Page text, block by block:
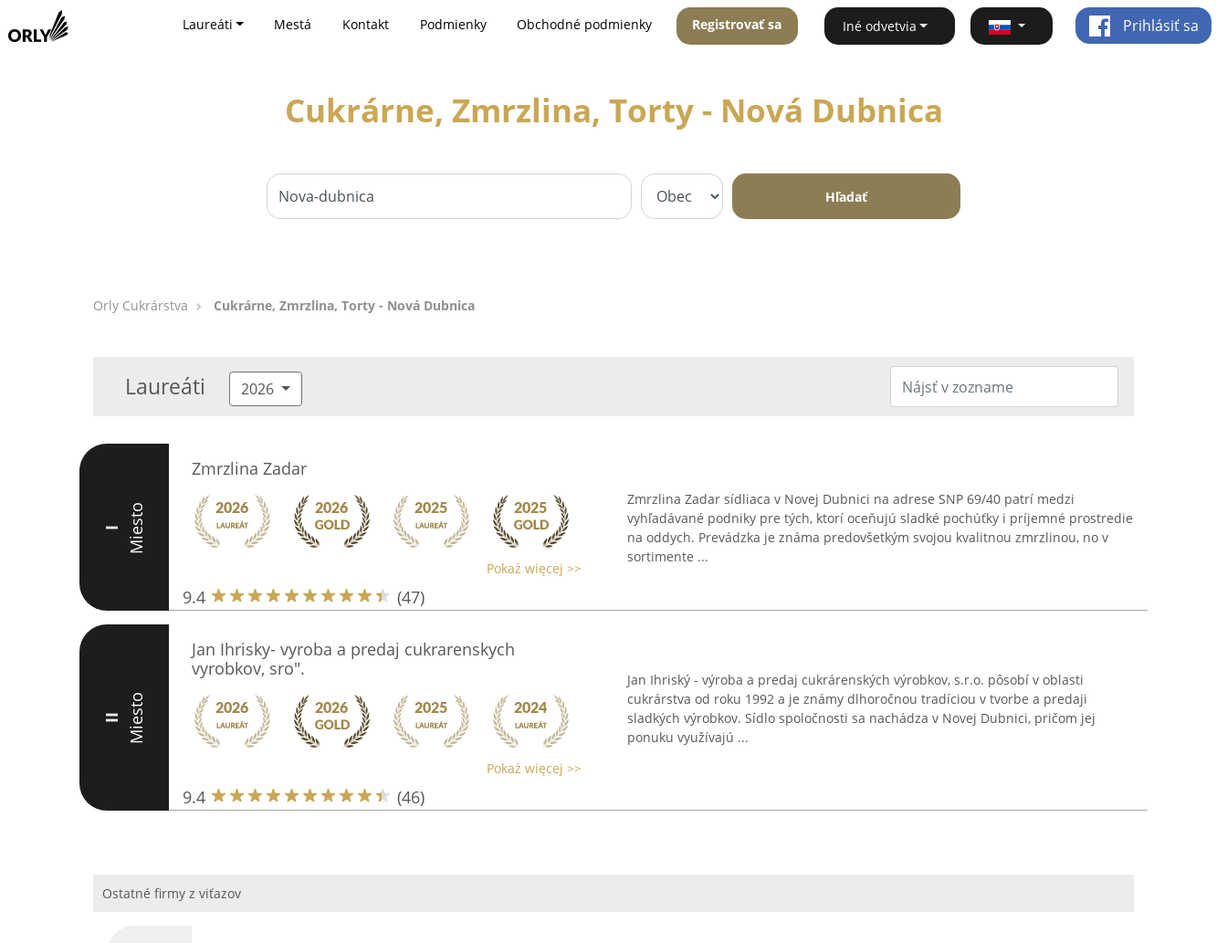
Laureáti Mestá Kontakt Podmienky Obchodné podmienky Registrovať sa Iné odvetvia Prihlásiť sa
Cukrárne, Zmrzlina, Torty - Nová Dubnica
Hľadať
Orly Cukrárstva Cukrárne, Zmrzlina, Torty - Nová Dubnica
Laureáti 2026
I Miesto
Zmrzlina Zadar
Pokaż więcej >>
9.4 (47)
Zmrzlina Zadar sídliaca v Novej Dubnici na adrese SNP 69/40 patrí medzi
vyhľadávané podniky pre tých, ktorí oceňujú sladké pochúťky i príjemné prostredie
na oddych. Prevádzka je známa predovšetkým svojou kvalitnou zmrzlinou, no v
sortimente ...
II Miesto
Jan Ihrisky- vyroba a predaj cukrarenskych
vyrobkov, sro".
Pokaż więcej >>
9.4 (46)
Jan Ihriský - výroba a predaj cukrárenských výrobkov, s.r.o. pôsobí v oblasti
cukrárstva od roku 1992 a je známy dlhoročnou tradíciou v tvorbe a predaji
sladkých výrobkov. Sídlo spoločnosti sa nachádza v Novej Dubnici, pričom jej
ponuku využívajú ...
Ostatné firmy z viťazov